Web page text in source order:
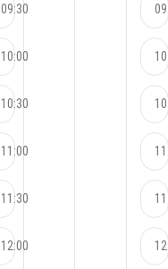
09:30
10:00
10:30
11:00
11:30
12:00